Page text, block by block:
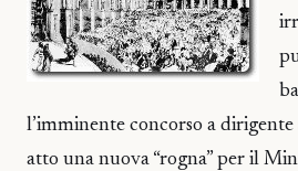
l’imminente concorso a dirigente
atto una nuova “rogna” per il